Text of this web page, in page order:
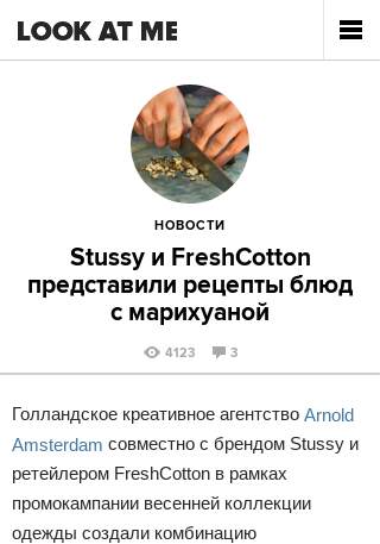
НОВОСТИ
Stussy и FreshCotton
представили рецепты блюд
с марихуаной
4123 3
Голландское креативное агентство Arnold
Amsterdam совместно с брендом Stussy и
ретейлером FreshCotton в рамках
промокампании весенней коллекции
одежды создали комбинацию